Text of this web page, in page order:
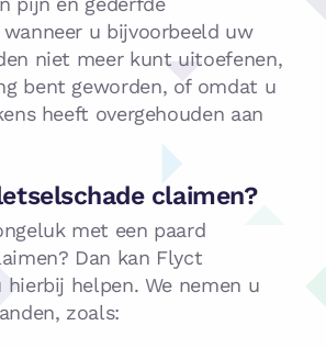
wanneer u bijvoorbeeld uw
niet meer kunt uitoefenen,
bent geworden, of omdat u
heeft overgehouden aan
claimen?
met een paard
Dan kan Flyct
hierbij helpen. We nemen u
zoals: